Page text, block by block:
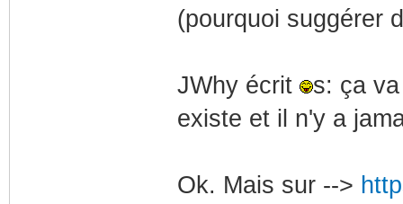
(pourquoi suggérer
JWhy écrit
s: ça
existe et il n'y a
Ok. Mais sur -->